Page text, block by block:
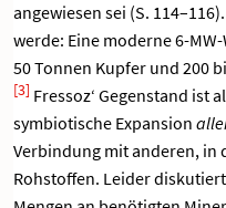
angewiesen sei (S.
werde: Eine moderne 6-
50 Tonnen Kupfer und 200
[3] Fressoz‘ Gegenstand ist
symbiotische Expansion
Verbindung mit anderen, in
Rohstoffen. Leider